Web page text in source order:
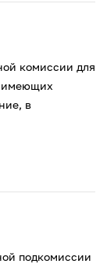
комиссии для
имеющих
в
подкомиссии